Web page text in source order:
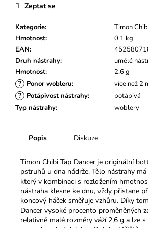
Kategorie:
Timon
Hmotnost:
0.1 kg
EAN:
Druh nástrahy:
umělé
Hmotnost: 2,6 g
? Ponor wobleru: více než 2
? Potápivost nástrahy:
potápivá
Typ nástrahy: woblery
Zeptat se
Popis Diskuze
Timon Chibi Tap Dancer je originální
pstruhů u dna nádrže. Tělo nástrahy
který v kombinaci s rozložením
nástraha klesne ke dnu, vždy přistane
koncový háček směřuje vzhůru. Díky
Dancer vysoké procento proměněných
relativně malé rozměry váží 2,6 g a lze
u
m